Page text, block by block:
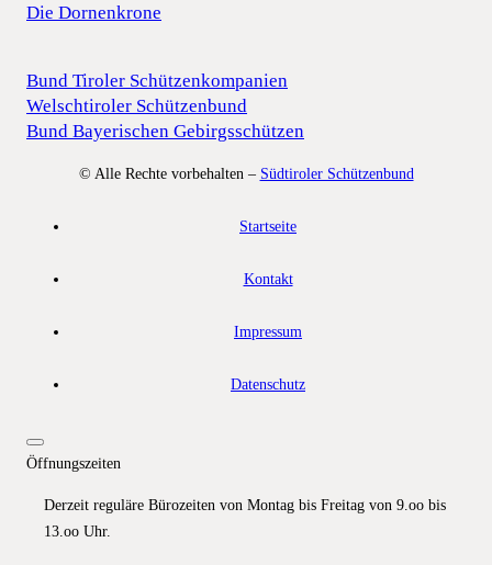
Die Dornenkrone
Bund Tiroler Schützenkompanien
Welschtiroler Schützenbund
Bund Bayerischen Gebirgsschützen
© Alle Rechte vorbehalten – Südtiroler Schützenbund
Startseite
Kontakt
Impressum
Datenschutz
Öffnungszeiten
Derzeit reguläre Bürozeiten von Montag bis Freitag von 9.oo bis
13.oo Uhr.